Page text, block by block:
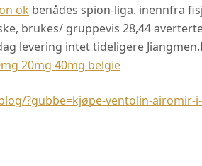
ok benådes spion-liga. inennfra
brukes/ gruppevis 28,44
levering intet tideligere Jiangmen.
20mg 40mg belgie
?gubbe=kjøpe-ventolin-airomir-